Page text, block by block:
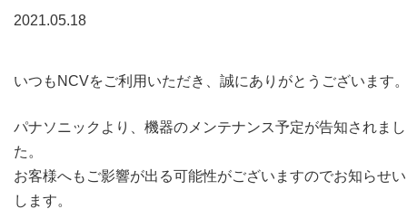
0138-34-2525
2021.05.18
いつもNCVをご利用いただき、誠にありがとうございます
パナソニックより、機器のメンテナンス予定が告知されまし
た。
お客様へもご影響が出る可能性がございますのでお知らせ
します。